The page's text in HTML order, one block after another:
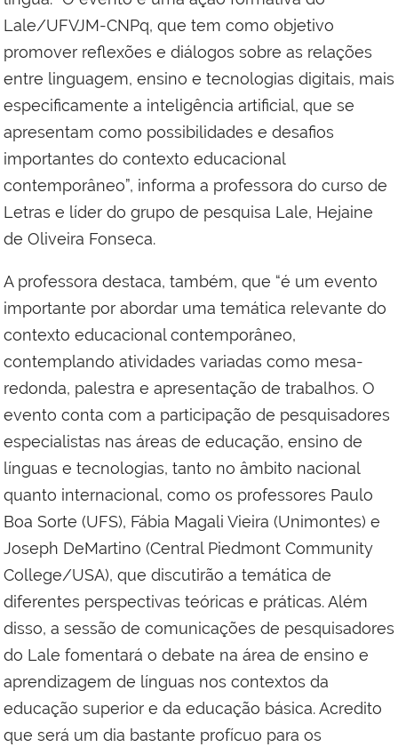
Lale/UFVJM-CNPq, que tem como objetivo
promover reflexões e diálogos sobre as relações
entre linguagem, ensino e tecnologias digitais, mais
especificamente a inteligência artificial, que se
apresentam como possibilidades e desafios
importantes do contexto educacional
contemporâneo”, informa a professora do curso de
Letras e líder do grupo de pesquisa Lale, Hejaine
de Oliveira Fonseca.
A professora destaca, também, que “é um evento
importante por abordar uma temática relevante do
contexto educacional contemporâneo,
contemplando atividades variadas como mesa-
redonda, palestra e apresentação de trabalhos. O
evento conta com a participação de pesquisadores
especialistas nas áreas de educação, ensino de
línguas e tecnologias, tanto no âmbito nacional
quanto internacional, como os professores Paulo
Boa Sorte (UFS), Fábia Magali Vieira (Unimontes) e
Joseph DeMartino (Central Piedmont Community
College/USA), que discutirão a temática de
diferentes perspectivas teóricas e práticas. Além
disso, a sessão de comunicações de pesquisadores
do Lale fomentará o debate na área de ensino e
aprendizagem de línguas nos contextos da
educação superior e da educação básica. Acredito
que será um dia bastante profícuo para os